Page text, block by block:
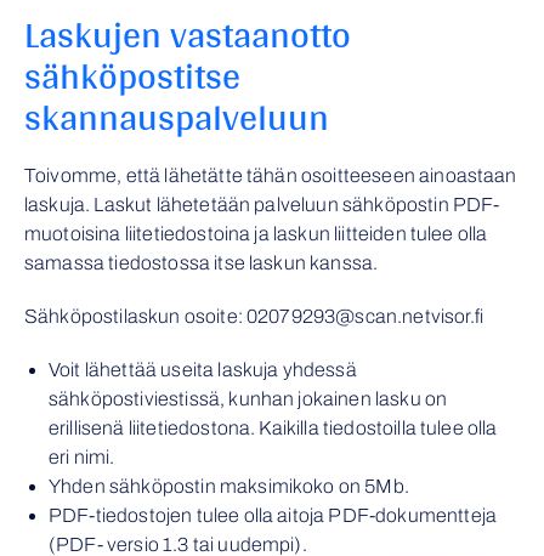
Laskujen vastaanotto
sähköpostitse
skannauspalveluun
Toivomme, että lähetätte tähän osoitteeseen ainoastaan
laskuja. Laskut lähetetään palveluun sähköpostin PDF-
muotoisina liitetiedostoina ja laskun liitteiden tulee olla
samassa tiedostossa itse laskun kanssa.
Sähköpostilaskun osoite: 02079293@scan.netvisor.fi
Voit lähettää useita laskuja yhdessä
sähköpostiviestissä, kunhan jokainen lasku on
erillisenä liitetiedostona. Kaikilla tiedostoilla tulee olla
eri nimi.
Yhden sähköpostin maksimikoko on 5Mb.
PDF-tiedostojen tulee olla aitoja PDF-dokumentteja
(PDF- versio 1.3 tai uudempi).